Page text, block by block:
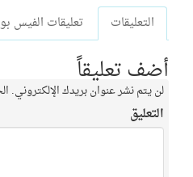
التعليقات تعليقات الفيس
أضف تعليقاً
لن يتم نشر عنوان بريدك الإلكتروني.
التعليق